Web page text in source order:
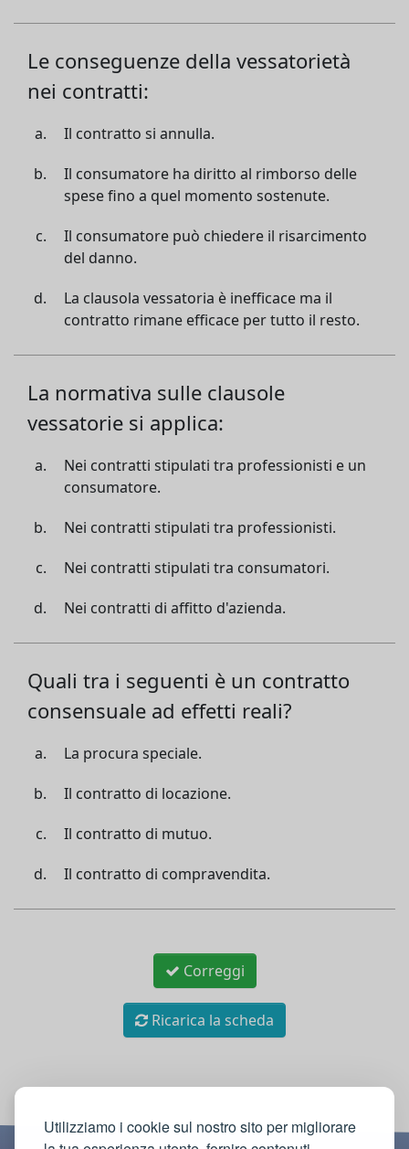
Utilizziamo i cookie sul nostro sito per migliorare
Le conseguenze della vessatorietà
nei contratti:
Il contratto si annulla.
Il consumatore ha diritto al rimborso delle
spese fino a quel momento sostenute.
Il consumatore può chiedere il risarcimento
del danno.
La clausola vessatoria è inefficace ma il
contratto rimane efficace per tutto il resto.
La normativa sulle clausole
vessatorie si applica:
Nei contratti stipulati tra professionisti e un
consumatore.
Nei contratti stipulati tra professionisti.
Nei contratti stipulati tra consumatori.
Nei contratti di affitto d'azienda.
Quali tra i seguenti è un contratto
consensuale ad effetti reali?
La procura speciale.
Il contratto di locazione.
Il contratto di mutuo.
Il contratto di compravendita.
Correggi
Ricarica la scheda